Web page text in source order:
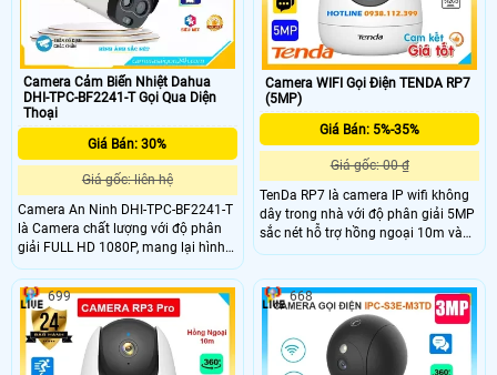
Camera Cảm Biến Nhiệt Dahua
DHI-TPC-BF2241-T Gọi Qua Diện
Thoại
Giá Bán: 30%
Giá gốc: liên hệ
Camera An Ninh DHI-TPC-BF2241-T
là Camera chất lượng với độ phân
giải FULL HD 1080P, mang lại hình
ảnh sắc nét và chân thực. Camera
có tính năng xem ban đêm thông
minh với công nghệ Hồng Ngoại
Smart IR, giúp quan sát hiệu quả
trong mọi điều kiện ánh sáng
Camera WIFI Gọi Điện TENDA RP7
(5MP)
Giá Bán: 5%-35%
Giá gốc: 00 ₫
TenDa RP7 là camera IP wifi không
dây trong nhà với độ phân giải 5MP
sắc nét hỗ trợ hồng ngoại 10m và
đàm thoại 2 chiều tiện lợi. Camera
độ, nút gọi điện nhanh và thông
minh, phát hiện người phát hiện
chuyển động chính xác và khe cắm
thẻ nhớ lên đến 512GB giúp lưu trữ
lâu dài. Với mức giá rẻ, camera
699 668